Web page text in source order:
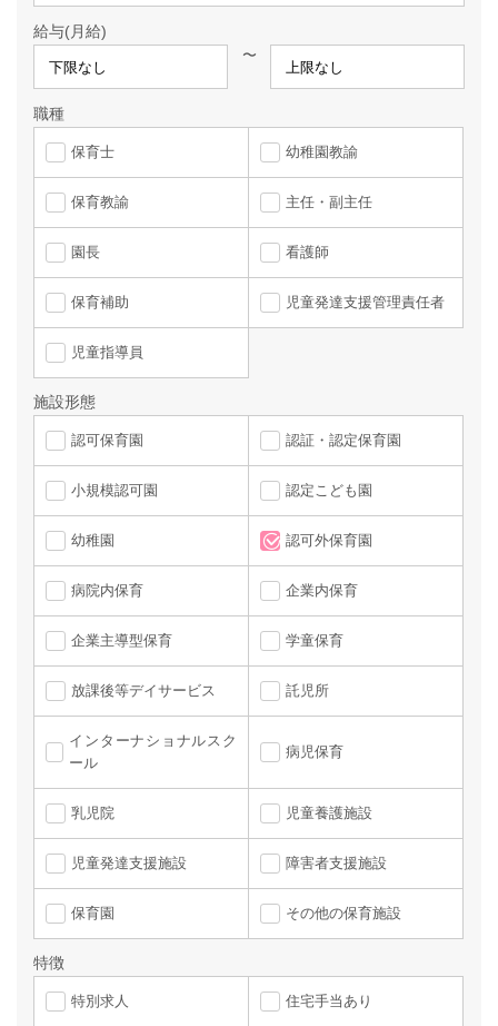
給与(月給)
〜
職種
保育士 幼稚園教諭
保育教諭 主任・副主任
園長 看護師
保育補助 児童発達支援管理責任者
児童指導員
施設形態
認可保育園 認証・認定保育園
小規模認可園 認定こども園
幼稚園 認可外保育園
病院内保育 企業内保育
企業主導型保育 学童保育
放課後等デイサービス 託児所
インターナショナルスク
ール
病児保育
乳児院 児童養護施設
児童発達支援施設 障害者支援施設
保育園 その他の保育施設
特徴
特別求人 住宅手当あり